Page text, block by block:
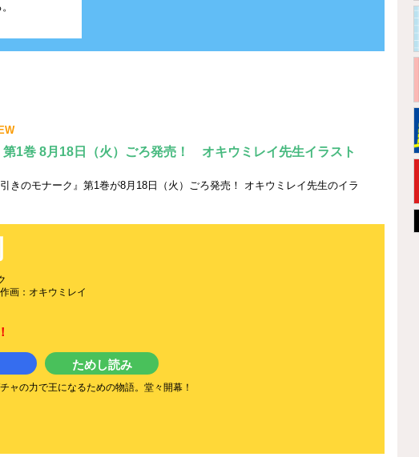
第1巻 8月18日（火）ごろ発売！ オキウミレイ先生イラスト
きのモナーク』第1巻が8月18日（火）ごろ発売！ オキウミレイ先生のイラ
画：オキウミレイ
ためし読み
ャの力で王になるための物語。堂々開幕！